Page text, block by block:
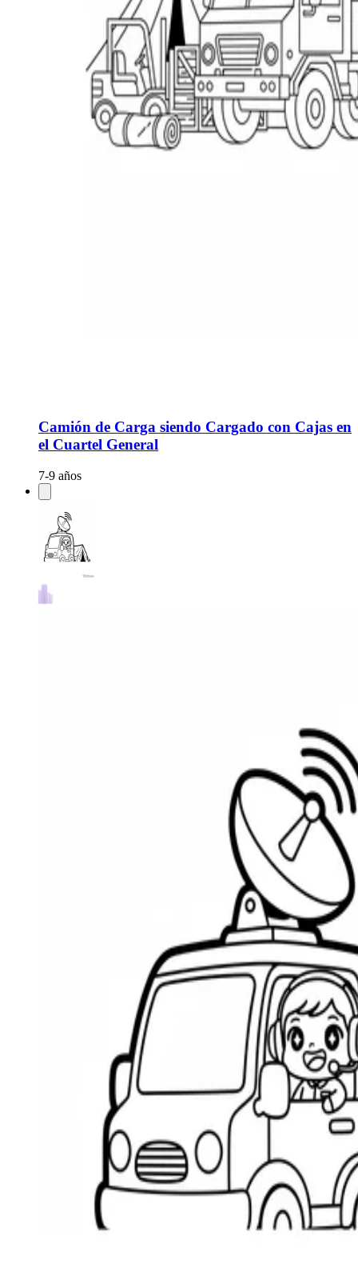
Camión de Carga siendo Cargado con Cajas en
el Cuartel General
7-9 años